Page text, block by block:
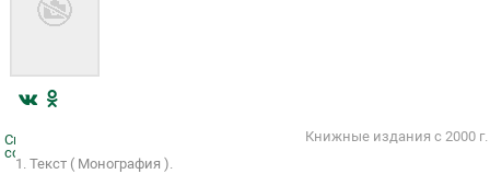
Скопировать
ссылку
Книжные издания с 2000 г.
1. Текст ( Монография ).